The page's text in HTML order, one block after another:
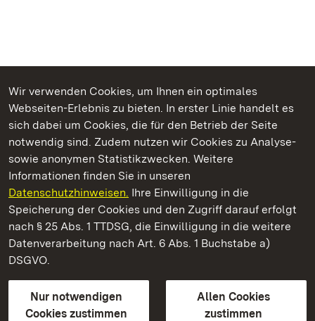
Wir verwenden Cookies, um Ihnen ein optimales
Webseiten-Erlebnis zu bieten. In erster Linie handelt es
sich dabei um Cookies, die für den Betrieb der Seite
notwendig sind. Zudem nutzen wir Cookies zu Analyse-
sowie anonymen Statistikzwecken. Weitere
Informationen finden Sie in unseren
Datenschutzhinweisen. Ihre Einwilligung in die
Speicherung der Cookies und den Zugriff darauf erfolgt
nach § 25 Abs. 1 TTDSG, die Einwilligung in die weitere
Datenverarbeitung nach Art. 6 Abs. 1 Buchstabe a)
DSGVO.
Nur notwendigen
Cookies zustimmen
Allen Cookies
zustimmen
Kommen. Staunen. Genießen.
Residenzschloss Mergentheim
Staatliche Schlösser und Gärten Baden-Württemberg
Kontakt
GebärdenspracheLeichte Sprache
Erklärung zur Barrierefreiheit
BITV-konform (geprüfte Seiten)